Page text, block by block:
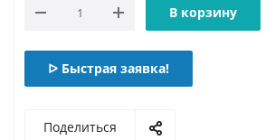
В корзину
ᐅ Быстрая заявка!
Поделиться